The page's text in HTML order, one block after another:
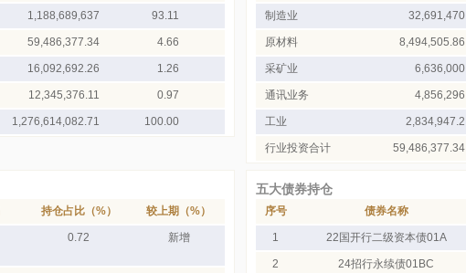
1,188,689,637 93.11
59,486,377.34 4.66
16,092,692.26 1.26
12,345,376.11 0.97
1,276,614,082.71 100.00
制造业 32,691,470
原材料 8,494,505.86
采矿业 6,636,000
通讯业务 4,856,296
工业 2,834,947.2
行业投资合计 59,486,377.34
持仓占比（%） 较上期（%）
0.72 新增
五大债券持仓
序号 债券名称
1 22国开行二级资本债01A
2 24招行永续债01BC